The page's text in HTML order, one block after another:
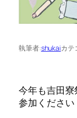
執筆者:shukaiカテ
今年も吉田
参加ください